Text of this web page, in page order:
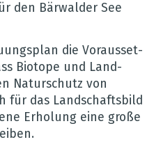
den Bär­wal­der See
die Vor­aus­set­
Bio­tope und Land­
Natur­schutz von
für das Land­schafts­bild
Erho­lung eine große